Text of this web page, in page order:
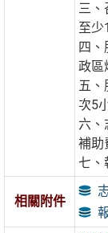
三、
至少
四
政區
五、
次5
六、
補助
七、
相關附件